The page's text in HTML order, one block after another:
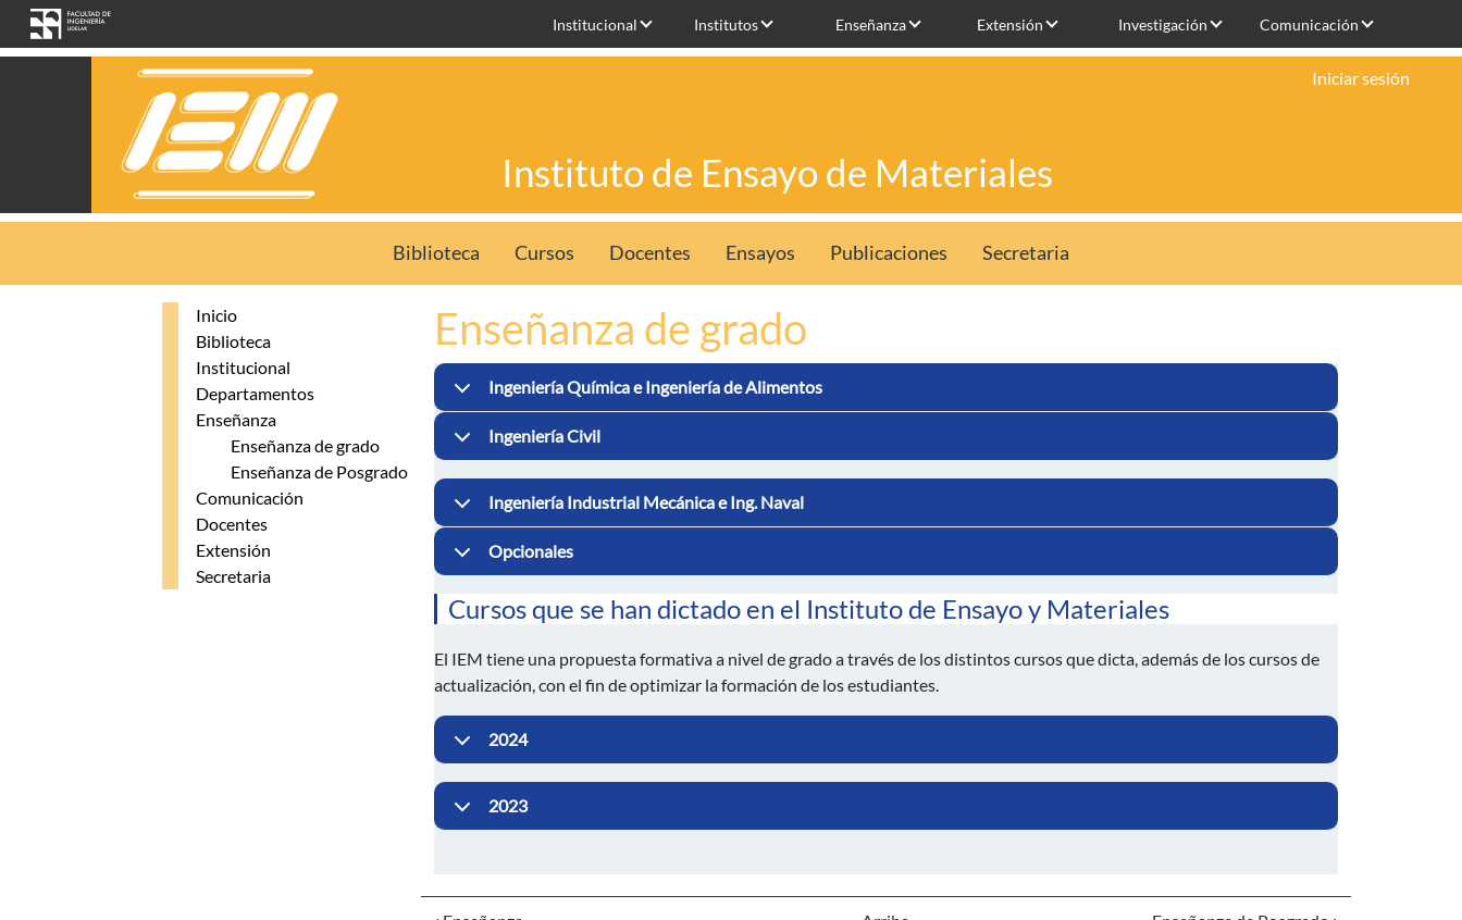
Pasar al contenido principal
Institucional Institutos Enseñanza Extensión Investigación Comunicación
Instituto de Ensayo de Materiales
Iniciar sesión
Biblioteca Cursos Docentes Ensayos Publicaciones Secretaria
Inicio
Biblioteca
Institucional
Departamentos
Enseñanza
Enseñanza de grado
Enseñanza de Posgrado
Comunicación
Docentes
Extensión
Secretaria
Enseñanza de grado
Ingeniería Química e Ingeniería de Alimentos
Ingeniería Civil
Ingeniería Industrial Mecánica e Ing. Naval
Opcionales
Cursos que se han dictado en el Instituto de Ensayo y Materiales
El IEM tiene una propuesta formativa a nivel de grado a través de los distintos cursos que dicta, además de los cursos de
actualización, con el fin de optimizar la formación de los estudiantes.
2024
2023